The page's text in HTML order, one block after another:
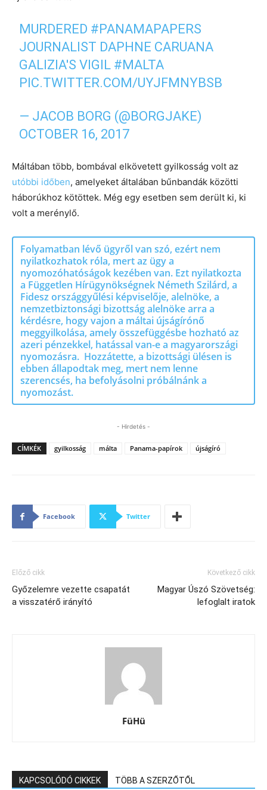
MURDERED #PANAMAPAPERS
JOURNALIST DAPHNE CARUANA
GALIZIA'S VIGIL #MALTA
PIC.TWITTER.COM/UYJFMNYBSB
— JACOB BORG (@BORGJAKE)
OCTOBER 16, 2017
Máltában több, bombával elkövetett gyilkosság volt az
utóbbi időben, amelyeket általában bűnbandák közötti
háborúkhoz kötöttek. Még egy esetben sem derült ki, ki
volt a merénylő.
Folyamatban lévő ügyről van szó, ezért nem
nyilatkozhatok róla, mert az ügy a
nyomozóhatóságok kezében van. Ezt nyilatkozta
a Független Hírügynökségnek Németh Szilárd, a
Fidesz országgyűlési képviselője, alelnöke, a
nemzetbiztonsági bizottság alelnöke arra a
kérdésre, hogy vajon a máltai újságírónő
meggyilkolása, amely összefüggésbe hozható az
azeri pénzekkel, hatással van-e a magyarországi
nyomozásra. Hozzátette, a bizottsági ülésen is
ebben állapodtak meg, mert nem lenne
szerencsés, ha befolyásolni próbálnánk a
nyomozást.
- Hirdetés -
CÍMKÉK gyilkosság málta Panama-papírok újságíró
Facebook Twitter
Előző cikk
Győzelemre vezette csapatát
a visszatérő irányító
Következő cikk
Magyar Úszó Szövetség:
lefoglalt iratok
FüHü
KAPCSOLÓDÓ CIKKEK TÖBB A SZERZŐTŐL